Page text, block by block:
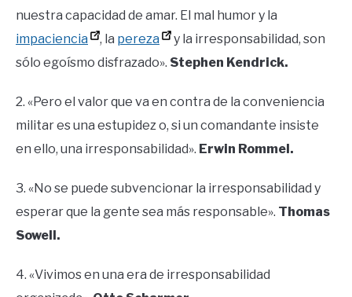
nuestra capacidad de amar. El mal humor y la
impaciencia
, la pereza
y la irresponsabilidad, son
sólo egoísmo disfrazado». Stephen Kendrick.
2. «Pero el valor que va en contra de la conveniencia
militar es una estupidez o, si un comandante insiste
en ello, una irresponsabilidad». Erwin Rommel.
3. «No se puede subvencionar la irresponsabilidad y
esperar que la gente sea más responsable». Thomas
Sowell.
4. «Vivimos en una era de irresponsabilidad